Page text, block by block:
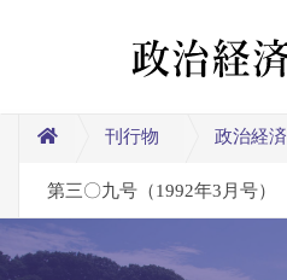
刊行物 政治経
第三〇九号（1992年3月号）